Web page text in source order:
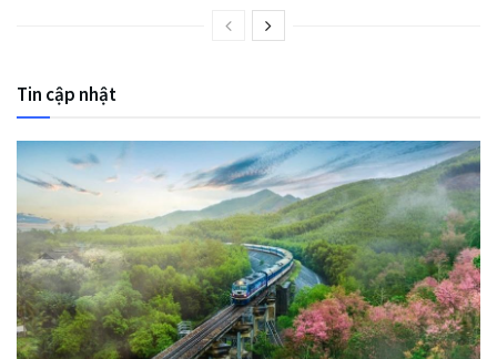
Tin cập nhật